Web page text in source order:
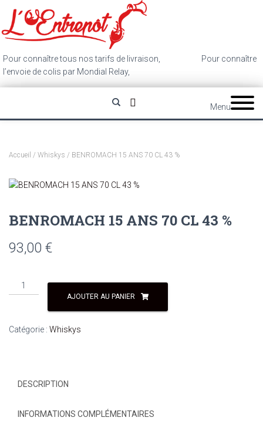
Pour connaître tous nos tarifs de livraison,
Pour connaître
l’envoie de colis par Mondial Relay,
Menu
Accueil / Whiskys / BENROMACH 15 ANS 70 CL 43 %
BENROMACH 15 ANS 70 CL 43 %
93,00 €
AJOUTER AU PANIER
Catégorie : Whiskys
DESCRIPTION
INFORMATIONS COMPLÉMENTAIRES